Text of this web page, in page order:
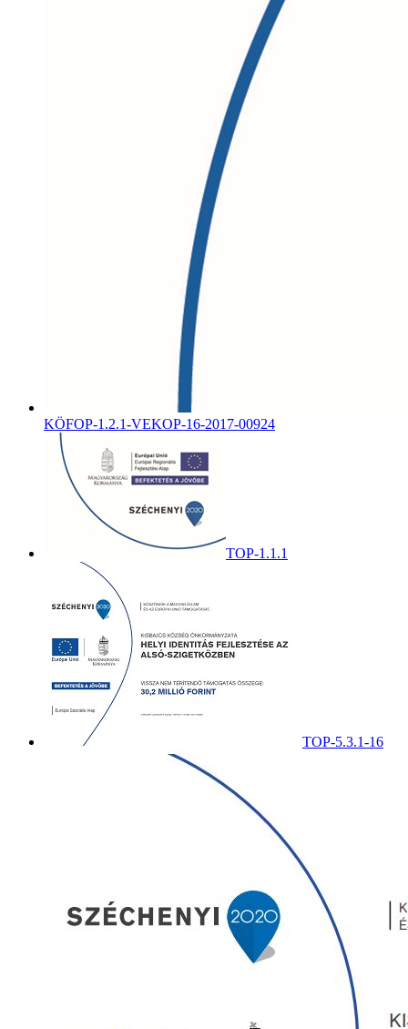
KÖFOP-1.2.1-VEKOP-16-2017-00924
TOP-1.1.1
TOP-5.3.1-16